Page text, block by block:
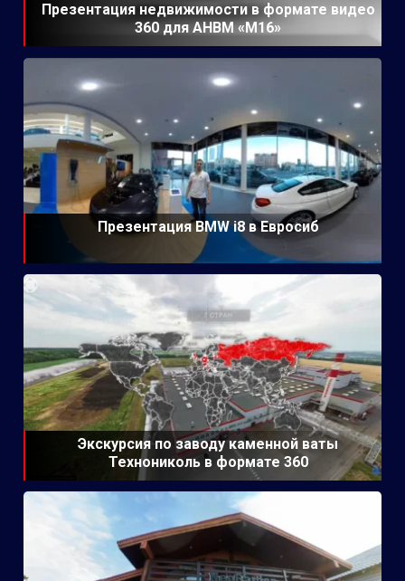
Презентация недвижимости в формате видео
360 для АНВМ «М16»
Презентация BMW i8 в Евросиб
Экскурсия по заводу каменной ваты
Технониколь в формате 360